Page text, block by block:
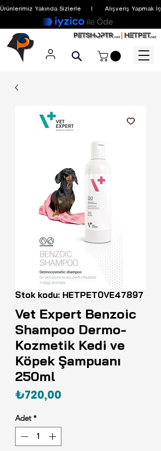
Ürünlerimiz Yakında Sizlerle     I      Alışveriş
Stok kodu: HETPET0VE47897
Vet Expert Benzoic
Shampoo Dermo-
Kozmetik Kedi ve
Köpek Şampuanı
250ml
₺720,00
Adet *